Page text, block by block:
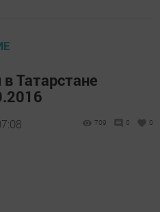
Татарстане
709 0 0